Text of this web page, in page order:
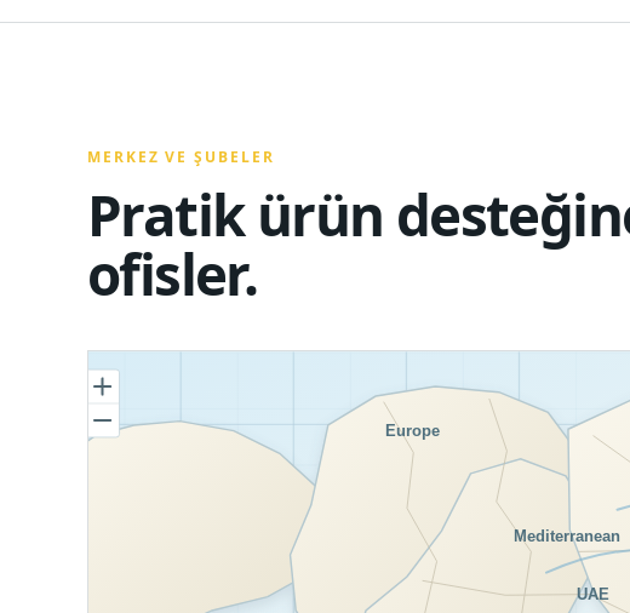
MERKEZ VE ŞUBELER
Pratik ürün
ofisler.